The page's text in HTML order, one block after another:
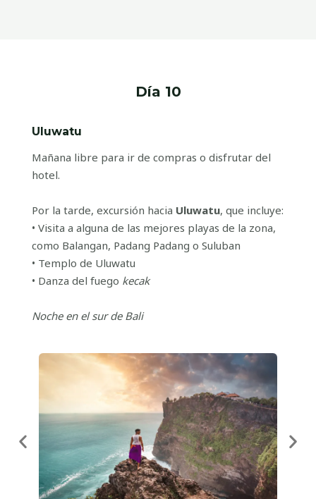
Día 10
Uluwatu
Mañana libre para ir de compras o disfrutar del
hotel.
Por la tarde, excursión hacia Uluwatu, que incluye:
• Visita a alguna de las mejores playas de la zona,
como Balangan, Padang Padang o Suluban
• Templo de Uluwatu
• Danza del fuego kecak
Noche en el sur de Bali